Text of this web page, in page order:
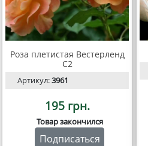
Роза плетистая Вестерленд
С2
Артикул:3961
195 грн.
Товар закончился
Подписаться